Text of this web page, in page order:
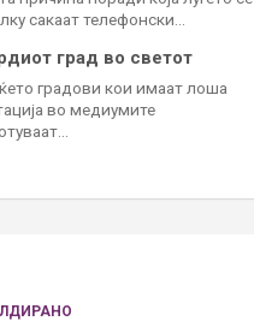
сакаат телефонски…
град во светот
градови кои имаат лоша
во медиумите